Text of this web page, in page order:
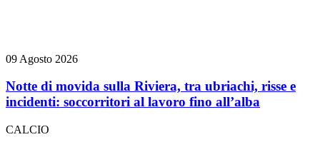
09 Agosto 2026
Notte di movida sulla Riviera, tra ubriachi, risse e
incidenti: soccorritori al lavoro fino all’alba
CALCIO